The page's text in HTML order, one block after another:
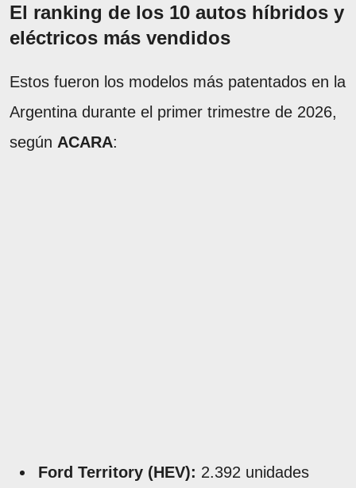
El ranking de los 10 autos híbridos y
eléctricos más vendidos
Estos fueron los modelos más patentados en la
Argentina durante el primer trimestre de 2026,
según ACARA:
Ford Territory (HEV): 2.392 unidades